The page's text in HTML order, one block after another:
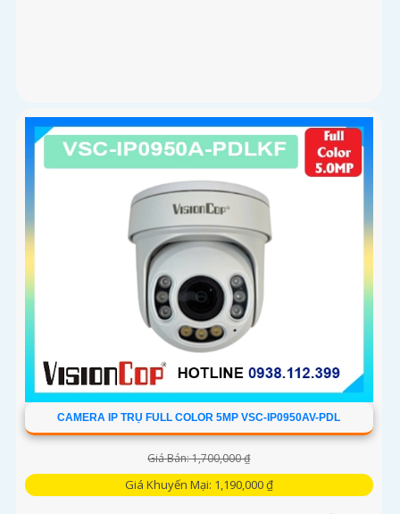
CAMERA IP TRỤ FULL COLOR 5MP VSC-IP0950AV-PDL
Giá Bán: 1,700,000 ₫
Giá Khuyến Mại: 1,190,000 ₫